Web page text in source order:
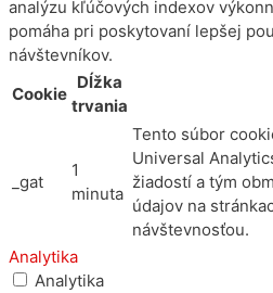
analýzu kľúčových indexov
pomáha pri poskytovaní lepšej
návštevníkov.
Cookie
Dĺžka
trvania
_gat
1
minuta
Tento súbor
Universal
žiadostí a tým
údajov na
návštevnosťou.
Analytika
Analytika